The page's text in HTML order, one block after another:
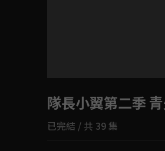
如有不便請見諒
隊長小翼第二季
已完結 / 共 39 集